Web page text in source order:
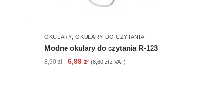
OKULARY,OKULARY DO CZYTANIA
Modne okulary do czytania R-123
8,90zł
Pierwotna
6,99 złAktualna
(8,60 złz VAT)